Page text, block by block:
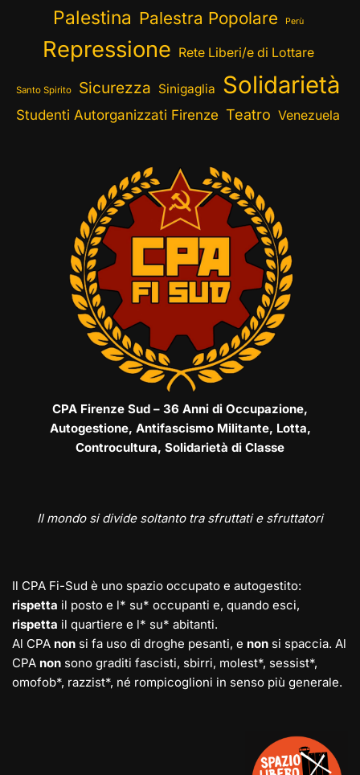
Palestina Palestra Popolare Perù
Repressione Rete Liberi/e di Lottare
Santo Spirito Sicurezza Sinigaglia Solidarietà
Studenti Autorganizzati Firenze Teatro Venezuela
CPA Firenze Sud – 36 Anni di Occupazione,
Autogestione, Antifascismo Militante, Lotta,
Controcultura, Solidarietà di Classe
Il mondo si divide soltanto tra sfruttati e sfruttatori
Il CPA Fi-Sud è uno spazio occupato e autogestito:
rispetta il posto e l* su* occupanti e, quando esci,
rispetta il quartiere e l* su* abitanti.
Al CPA non si fa uso di droghe pesanti, e non si spaccia. Al
CPA non sono graditi fascisti, sbirri, molest*, sessist*,
omofob*, razzist*, né rompicoglioni in senso più generale.